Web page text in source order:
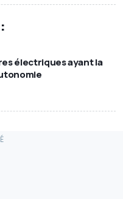
électriques ayant la